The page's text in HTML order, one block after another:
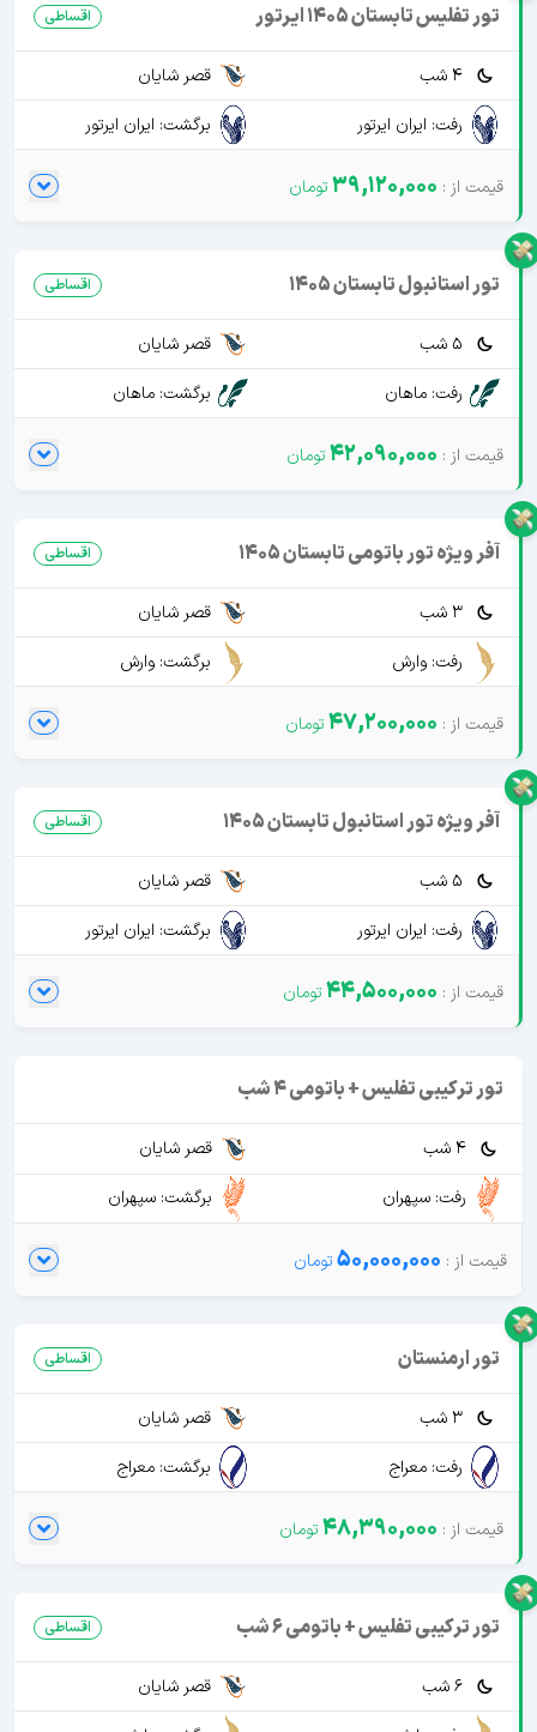
تور تفلیس تابستان 1405 ایرتور اقساطی
4 شب
قصر شایان
رفت: ایران ایرتور
برگشت: ایران ایرتور
39,120,000
تور استانبول تابستان 1405 اقساطی
5 شب
قصر شایان
رفت: ماهان
برگشت: ماهان
42,090,000
آفر ویژه تور باتومی تابستان 1405 اقساطی
3 شب
قصر شایان
رفت: وارش
برگشت: وارش
47,200,000
آفر ویژه تور استانبول تابستان 1405 اقساطی
5 شب
قصر شایان
رفت: ایران ایرتور
برگشت: ایران ایرتور
44,500,000
تور ترکیبی تفلیس + باتومی 4 شب
4 شب
قصر شایان
رفت: سپهران
برگشت: سپهران
50,000,000
تور ارمنستان اقساطی
3 شب
قصر شایان
رفت: معراج
برگشت: معراج
48,390,000
تور ترکیبی تفلیس + باتومی 6 شب اقساطی
6 شب
قصر شایان